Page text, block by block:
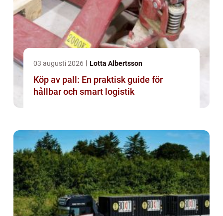
03 augusti 2026 Lotta Albertsson
Köp av pall: En praktisk guide för
hållbar och smart logistik